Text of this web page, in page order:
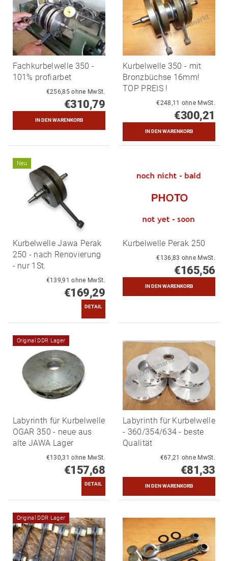
Fachkurbelwelle 350 -
101% profiarbet
€256,85 ohne MwSt.
€310,79
Kurbelwelle 350 - mit
Bronzbüchse 16mm!
TOP PREIS !
€248,11 ohne MwSt.
€300,21
Neu
Kurbelwelle Jawa Perak
250 - nach Renovierung
- nur 1St.
€139,91 ohne MwSt.
€169,29
DETAIL
Kurbelwelle Perak 250
€136,83 ohne MwSt.
€165,56
Original DDR Lager
Labyrinth für Kurbelwelle
OGAR 350 - neue aus
alte JAWA Lager
€130,31 ohne MwSt.
€157,68
DETAIL
Labyrinth für Kurbelwelle
- 360/354/634 - beste
Qualität
€67,21 ohne MwSt.
€81,33
Original DDR Lager